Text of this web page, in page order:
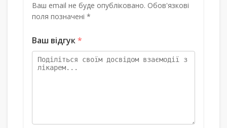
Ваш email не буде опубліковано. Обов'язкові
поля позначені *
Ваш відгук*